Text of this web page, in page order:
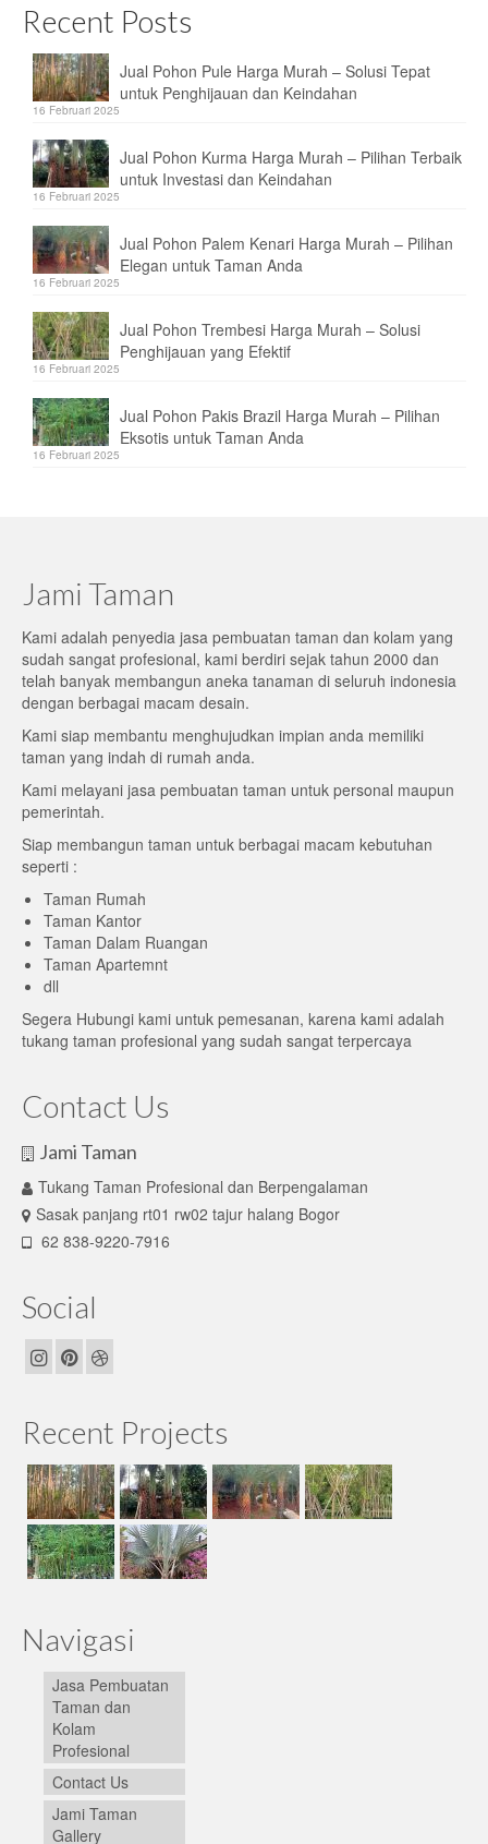
Recent Posts
Jual Pohon Pule Harga Murah – Solusi Tepat
untuk Penghijauan dan Keindahan
16 Februari 2025
Jual Pohon Kurma Harga Murah – Pilihan Terbaik
untuk Investasi dan Keindahan
16 Februari 2025
Jual Pohon Palem Kenari Harga Murah – Pilihan
Elegan untuk Taman Anda
16 Februari 2025
Jual Pohon Trembesi Harga Murah – Solusi
Penghijauan yang Efektif
16 Februari 2025
Jual Pohon Pakis Brazil Harga Murah – Pilihan
Eksotis untuk Taman Anda
16 Februari 2025
Jami Taman
Kami adalah penyedia jasa pembuatan taman dan kolam yang
sudah sangat profesional, kami berdiri sejak tahun 2000 dan
telah banyak membangun aneka tanaman di seluruh indonesia
dengan berbagai macam desain.
Kami siap membantu menghujudkan impian anda memiliki
taman yang indah di rumah anda.
Kami melayani jasa pembuatan taman untuk personal maupun
pemerintah.
Siap membangun taman untuk berbagai macam kebutuhan
seperti :
Taman Rumah
Taman Kantor
Taman Dalam Ruangan
Taman Apartemnt
dll
Segera Hubungi kami untuk pemesanan, karena kami adalah
tukang taman profesional yang sudah sangat terpercaya
Contact Us
Jami Taman
Tukang Taman Profesional dan Berpengalaman
Sasak panjang rt01 rw02 tajur halang Bogor
62 838-9220-7916
Social
Recent Projects
Navigasi
Jasa Pembuatan
Taman dan
Kolam
Profesional
Contact Us
Jami Taman
Gallery